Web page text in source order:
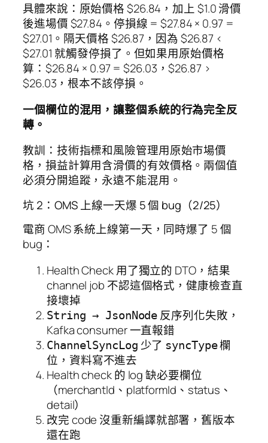
具體來說：原始價格 $26.84，加上 $1.0 滑價
後進場價 $27.84。停損線 = $27.84 × 0.97 =
$27.01。隔天價格 $26.87，因為 $26.87 <
$27.01 就觸發停損了。但如果用原始價格
算：$26.84 × 0.97 = $26.03，$26.87 >
$26.03，根本不該停損。
一個欄位的混用，讓整個系統的行為完全反
轉。
教訓：技術指標和風險管理用原始市場價
格，損益計算用含滑價的有效價格。兩個值
必須分開追蹤，永遠不能混用。
坑 2：OMS 上線一天爆 5 個 bug（2/25）
電商 OMS 系統上線第一天，同時爆了 5 個
bug：
Health Check 用了獨立的 DTO，結果
channel job 不認這個格式，健康檢查直
接壞掉
String → JsonNode 反序列化失敗，
Kafka consumer 一直報錯
ChannelSyncLog 少了 syncType欄
位，資料寫不進去
Health check 的 log 缺必要欄位
（merchantId、platformId、status、
detail）
改完 code 沒重新編譯就部署，舊版本
還在跑